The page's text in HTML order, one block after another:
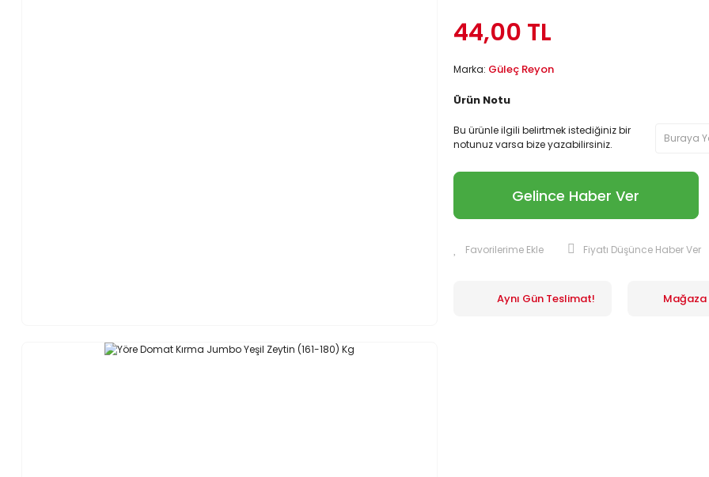
44,00 TL
Marka: Güleç Reyon
Ürün Notu
Bu ürünle ilgili belirtmek istediğiniz bir
notunuz varsa bize yazabilirsiniz.
Gelince Haber Ver
Fiyatı Düşünce Haber Ver
Aynı Gün Teslimat! Mağaza